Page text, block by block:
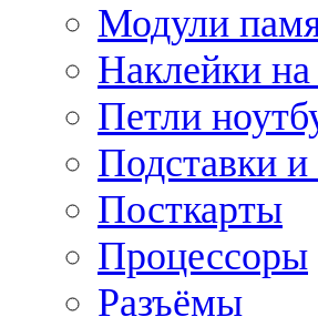
Модули
Наклейки на
Петли
Подставки и
Посткарты
Процессоры
Разъёмы